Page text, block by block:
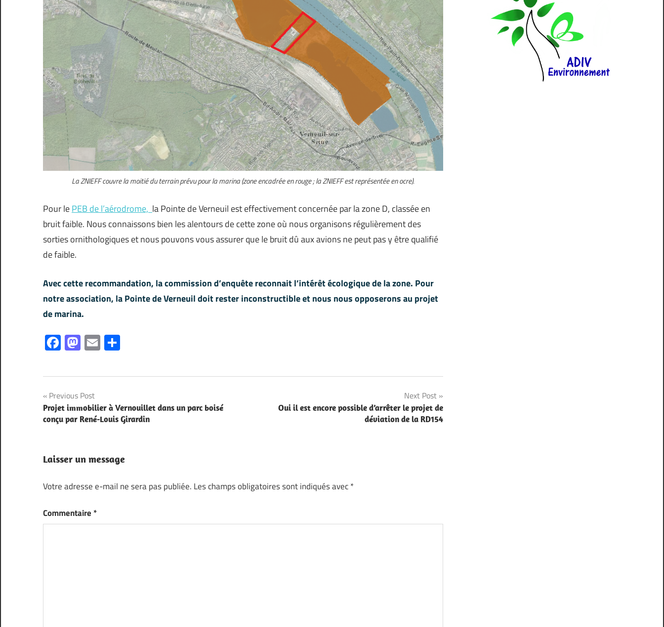
La ZNIEFF couvre la moitié du terrain prévu pour la marina (zone encadrée en rouge ; la ZNIEFF est représentée en ocre).
Pour lePEB de l’aérodrome, la Pointe de Verneuil est effectivement concernée par la zone D, classée en
bruit faible. Nous connaissons bien les alentours de cette zone où nous organisons régulièrement des
sorties ornithologiques et nous pouvons vous assurer que le bruit dû aux avions ne peut pas y être qualifié
de faible.
Avec cette recommandation, la commission d’enquête reconnait l’intérêt écologique de la zone. Pour
notre association, la Pointe de Verneuil doit rester inconstructible et nous nous opposerons au projet
de marina.
Facebook
Mastodon
Email
Navigation
de
Previous Post
Projet immobilier à Vernouillet dans un parc boisé
conçu par René-Louis Girardin
Next Post
Oui il est encore possible d’arrêter le projet de
déviation de la RD154
Laisser un message
Votre adresse e-mail ne sera pas publiée. Les champs obligatoires sont indiqués avec*
Commentaire *